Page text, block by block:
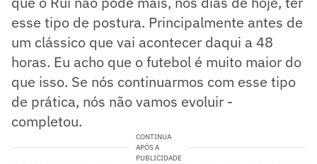
esse tipo de postura. Principalmente antes de
um clássico que vai acontecer daqui a 48
horas. Eu acho que o futebol é muito maior do
que isso. Se nós continuarmos com esse tipo
de prática, nós não vamos evoluir -
completou.
CONTINUA
APÓS A
PUBLICIDADE